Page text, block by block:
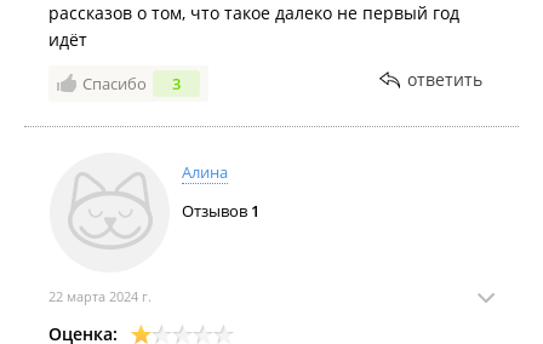
рассказов о том, что такое далеко не первый год
идёт
Спасибо 3 ответить
Алина
Отзывов 1
22 марта 2024 г.
Оценка: